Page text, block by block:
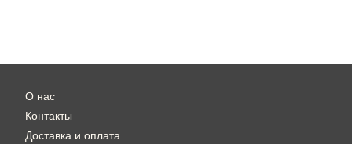
О нас
Контакты
Доставка и оплата